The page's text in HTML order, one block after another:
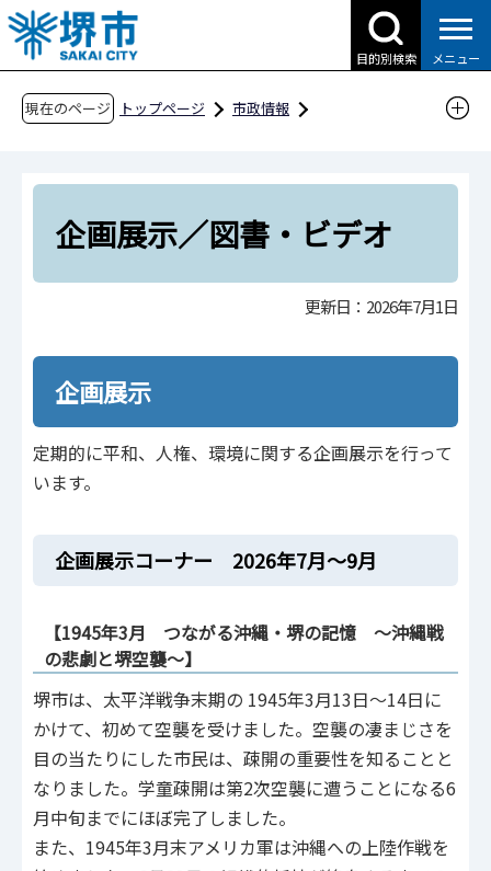
こ
の
ペ
目的別検索 メニュー
現在のページ トップページ
市政情報
平和と人権資料館
企画展示／図書・ビデオ
企画展示／図書・ビデオ
更新日：2026年7月1日
企画展示
定期的に平和、人権、環境に関する企画展示を行って
います。
企画展示コーナー 2026年7月～9月
【1945年3月 つながる沖縄・堺の記憶 ～沖縄戦
の悲劇と堺空襲～】
堺市は、太平洋戦争末期の 1945年3月13日～14日に
かけて、初めて空襲を受けました。空襲の凄まじさを
目の当たりにした市民は、疎開の重要性を知ることと
なりました。学童疎開は第2次空襲に遭うことになる6
月中旬までにほぼ完了しました。
また、1945年3月末アメリカ軍は沖縄への上陸作戦を